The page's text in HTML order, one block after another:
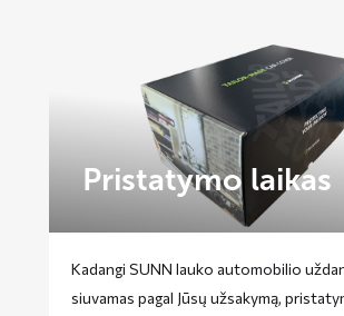
Pristatymo laikas
Kadangi SUNN lauko automobilio
siuvamas pagal Jūsų užsakymą,